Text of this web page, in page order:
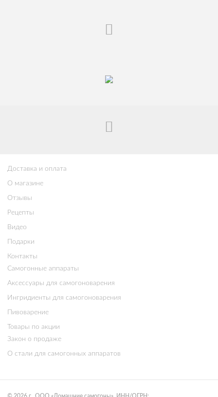
Доставка и оплата
О магазине
Отзывы
Рецепты
Видео
Подарки
Контакты
Самогонные аппараты
Аксессуары для самогоноварения
Ингридиенты для самогоноварения
Пивоварение
Товары по акции
Закон о продаже
О стали для самогонных аппаратов